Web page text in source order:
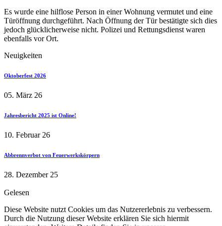
Es wurde eine hilflose Person in einer Wohnung vermutet und eine
Türöffnung durchgeführt. Nach Öffnung der Tür bestätigte sich dies
jedoch glücklicherweise nicht. Polizei und Rettungsdienst waren
ebenfalls vor Ort.
Neuigkeiten
Oktoberfest 2026
05. März 26
Jahresbericht 2025 ist Online!
10. Februar 26
Abbrennverbot von Feuerwerkskörpern
28. Dezember 25
Gelesen
Diese Website nutzt Cookies um das Nutzererlebnis zu verbessern.
Durch die Nutzung dieser Website erklären Sie sich hiermit